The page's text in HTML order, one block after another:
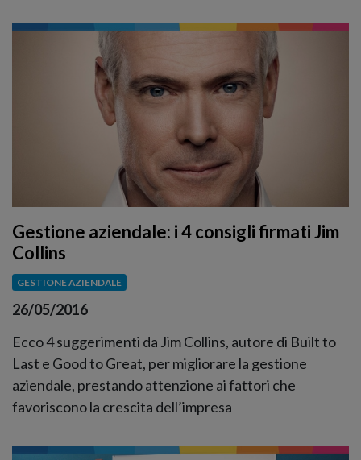
Gestione aziendale: i 4 consigli firmati Jim
Collins
GESTIONE AZIENDALE
26/05/2016
Ecco 4 suggerimenti da Jim Collins, autore di Built to
Last e Good to Great, per migliorare la gestione
aziendale, prestando attenzione ai fattori che
favoriscono la crescita dell’impresa